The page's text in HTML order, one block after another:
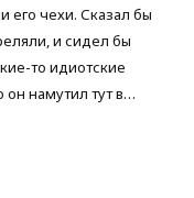
его чехи. Сказал бы
и сидел бы
то идиотские
он намутил тут в…